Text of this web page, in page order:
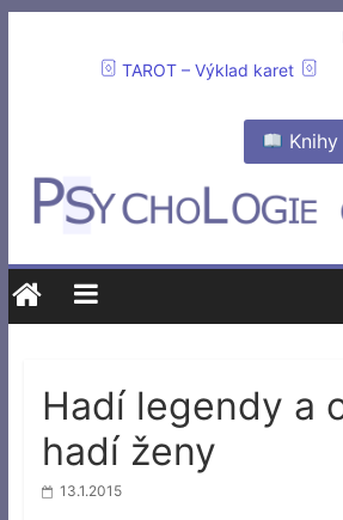
TAROT – Výklad karet
Knihy
Hadí legendy a
hadí ženy
13.1.2015